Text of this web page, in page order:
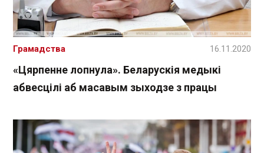
«Цярпенне лопнула». Беларускія медыкі
абвесцілі аб масавым зыходзе з працы
Грамадства 16.11.2020